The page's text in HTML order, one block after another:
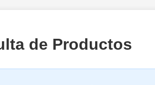
de Productos